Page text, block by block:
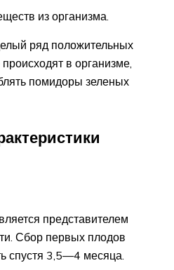
из организма.
ряд положительных
в организме,
помидоры зеленых
представителем
Сбор первых плодов
спустя 3,5—4 месяца.